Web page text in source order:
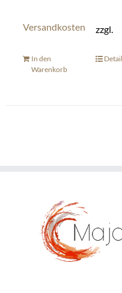
zzgl.
Versandkosten
In den
Warenkorb